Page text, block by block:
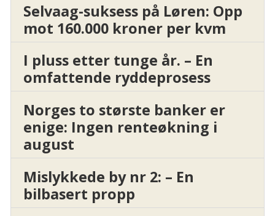
Selvaag-suksess på Løren: Opp
mot 160.000 kroner per kvm
I pluss etter tunge år. – En
omfattende ryddeprosess
Norges to største banker er
enige: Ingen renteøkning i
august
Mislykkede by nr 2: – En
bilbasert propp